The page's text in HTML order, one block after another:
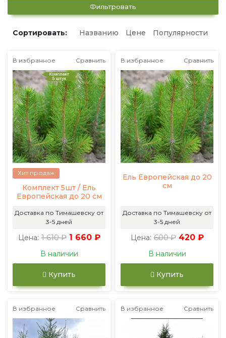
Фильтровать
Сортировать: Названию Цене Популярности
В избранное Сравнить
Хит продаж
Комплект 5шт / Ель
Европейская до 20 см
Доставка по Тимашевску от
3-5 дней
Цена: 1 610 ₽ 1 660 ₽
В наличии
Купить
В избранное Сравнить
Ель Европейская до 20
см
Доставка по Тимашевску от
3-5 дней
Цена: 600 ₽ 420 ₽
В наличии
Купить
В избранное Сравнить В избранное Сравнить